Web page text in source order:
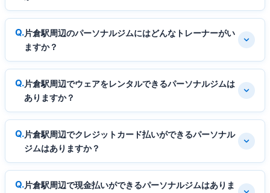
片倉駅周辺のパーソナルジムにはどんなトレーナーがい
ますか？
片倉駅周辺でウェアをレンタルできるパーソナルジムは
ありますか？
片倉駅周辺でクレジットカード払いができるパーソナル
ジムはありますか？
片倉駅周辺で現金払いができるパーソナルジムはありま